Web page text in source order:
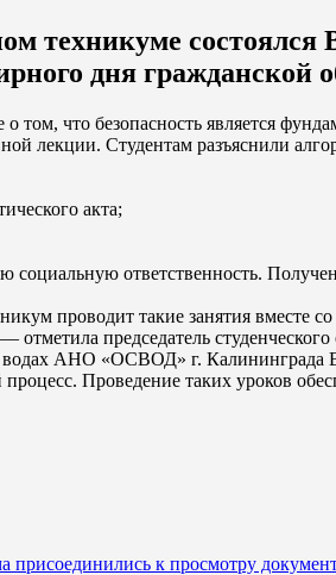
техникуме
дня гражданской
что безопасность является
лекции. Студентам разъяснили
акта;
ответственность.
проводит такие занятия вместе
отметила председатель
водах АНО «ОСВОД» г. Калининграда
Проведение таких уроков
к просмотру